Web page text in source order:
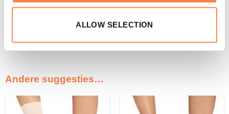
ALLOW SELECTION
Zijn dezeAntislip Sokken in het model Savvyniet de
sokken die je zocht? Bekijkhier de andere antislip sokken
Andere suggesties…